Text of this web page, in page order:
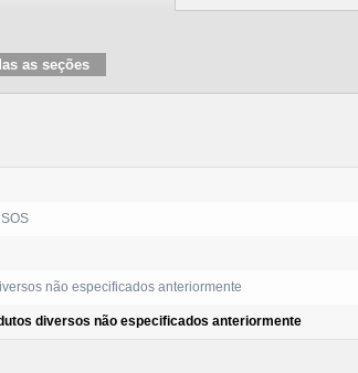
não especificados anteriormente
diversos não especificados anteriormente